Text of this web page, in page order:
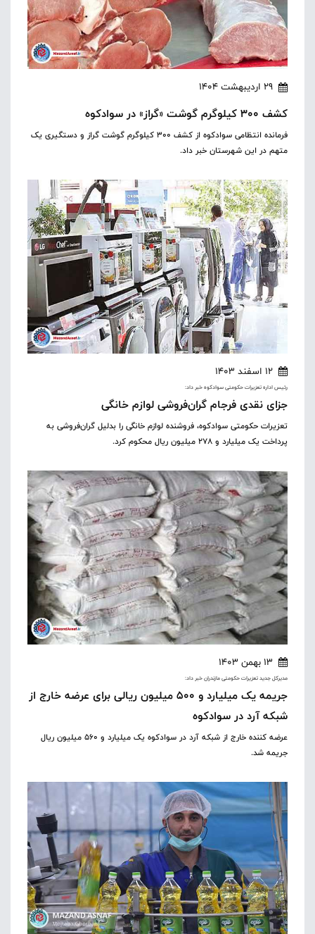
29 اردیبهشت 1404
کشف ۳۰۰ کیلوگرم گوشت «گراز» در سوادکوه
فرمانده انتظامی سوادکوه از کشف ۳۰۰ کیلوگرم گوشت گراز و دستگیری یک
متهم در این شهرستان خبر داد.
12 اسفند 1403
رئیس اداره تعزیرات حکومتی سوادکوه خبر داد:
جزای نقدی فرجام گران‌فروشی لوازم خانگی
تعزیرات حکومتی سوادکوه، فروشنده لوازم خانگی را بدلیل گران‌فروشی به
پرداخت یک میلیارد و ۲۷۸ میلیون ریال محکوم کرد.
13 بهمن 1403
مدیرکل جدید تعزیرات حکومتی مازندران خبر داد:
جریمه یک میلیارد و ۵۰۰ میلیون ریالی برای عرضه خارج از
شبکه آرد در سوادکوه
عرضه کننده خارج از شبکه آرد در سوادکوه یک میلیارد و ۵۶۰ میلیون ریال
جریمه شد.